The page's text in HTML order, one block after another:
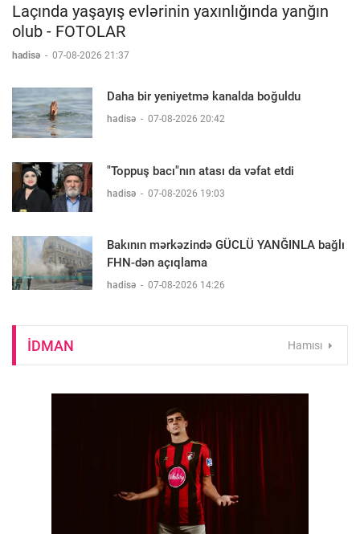
Laçında yaşayış evlərinin yaxınlığında yanğın
olub - FOTOLAR
hadisə - 07-08-2026 21:37
Daha bir yeniyetmə kanalda boğuldu
hadisə - 07-08-2026 20:42
"Toppuş bacı"nın atası da vəfat etdi
hadisə - 07-08-2026 19:03
Bakının mərkəzində GÜCLÜ YANĞINLA bağlı
FHN-dən açıqlama
hadisə - 07-08-2026 14:26
IDMAN Hamısı